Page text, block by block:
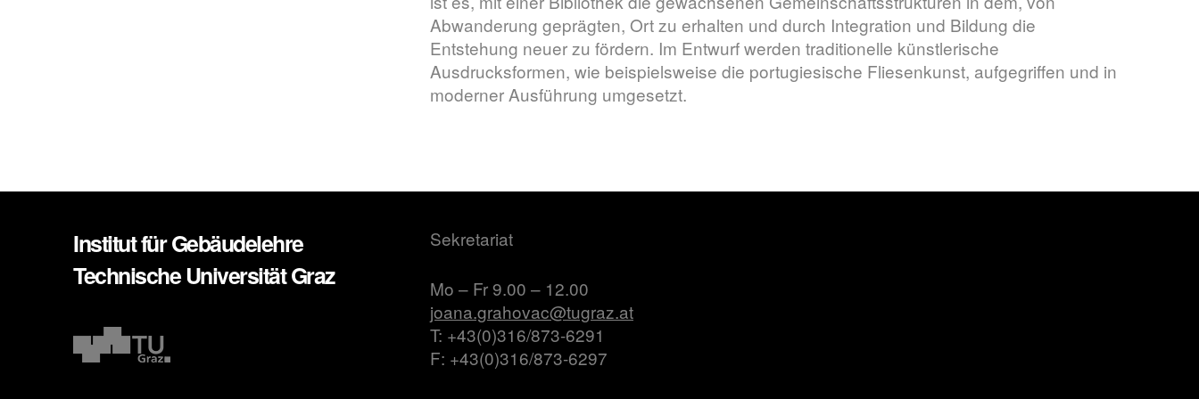
Abwanderung geprägten, Ort zu erhalten und durch Integration und Bildung die
Entstehung neuer zu fördern. Im Entwurf werden traditionelle künstlerische
Ausdrucksformen, wie beispielsweise die portugiesische Fliesenkunst, aufgegriffen und in
moderner Ausführung umgesetzt.
Institut für Gebäudelehre
Technische Universität Graz
Sekretariat
Mo – Fr 9.00 – 12.00
joana.grahovac@tugraz.at
T: +43(0)316/873-6291
F: +43(0)316/873-6297